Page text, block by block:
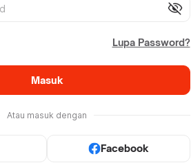
visibility_off
Lupa Password?
Masuk
Atau masuk dengan
Facebook